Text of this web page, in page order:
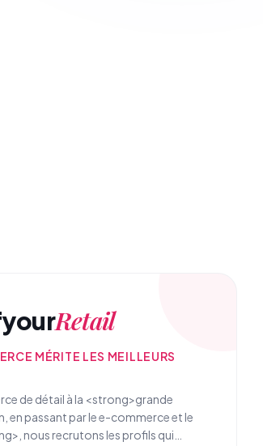
Retail
MÉRITE LES MEILLEURS
de détail à la <strong>grande
en passant par le e-commerce et le
nous recrutons les profils qui